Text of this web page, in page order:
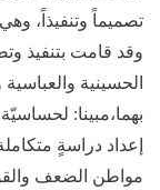
تصميماً وتنفيذاً،
وقد قامت بتنفيذ
الحسينية
بهما،مبينا:
إعداد دراسةٍ
مواطن الضعف